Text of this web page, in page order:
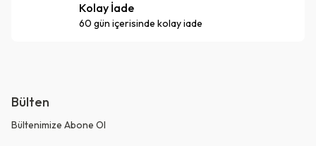
Kolay İade
60 gün içerisinde kolay iade
Bülten
Bültenimize Abone Ol